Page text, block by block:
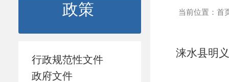
政策
行政规范性文件
政府文件
当前位置： 首
涞水县明